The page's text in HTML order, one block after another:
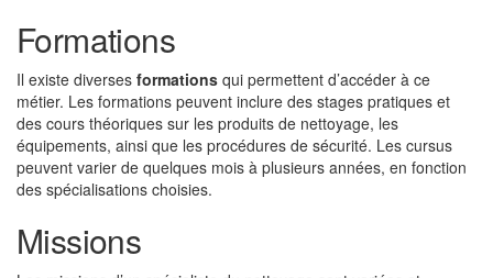
Formations
Il existe diverses formations qui permettent d’accéder à ce
métier. Les formations peuvent inclure des stages pratiques et
des cours théoriques sur les produits de nettoyage, les
équipements, ainsi que les procédures de sécurité. Les cursus
peuvent varier de quelques mois à plusieurs années, en fonction
des spécialisations choisies.
Missions